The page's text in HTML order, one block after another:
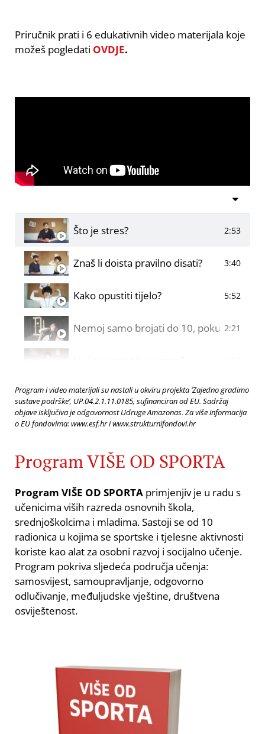
Priručnik prati i 6 edukativnih video materijala koje
možeš pogledati OVDJE.
Što je stres? 2:53
Znaš li doista pravilno disati? 3:40
Kako opustiti tijelo? 5:52
Nemoj samo brojati do 10, pokušaj ovo!
2:21
Kako biti otporniji na stres? 1:41
Program i video materijali su nastali u okviru projekta ‘Zajedno gradimo
sustave podrške’, UP.04.2.1.11.0185, sufinanciran od EU. Sadržaj
objave isključiva je odgovornost Udruge Amazonas. Za više informacija
o EU fondovima: www.esf.hr i www.strukturnifondovi.hr
Program VIŠE OD SPORTA
Program VIŠE OD SPORTA primjenjiv je u radu s
učenicima viših razreda osnovnih škola,
srednjoškolcima i mladima. Sastoji se od 10
radionica u kojima se sportske i tjelesne aktivnosti
koriste kao alat za osobni razvoj i socijalno učenje.
Program pokriva sljedeća područja učenja:
samosvijest, samoupravljanje, odgovorno
odlučivanje, međuljudske vještine, društvena
osviještenost.